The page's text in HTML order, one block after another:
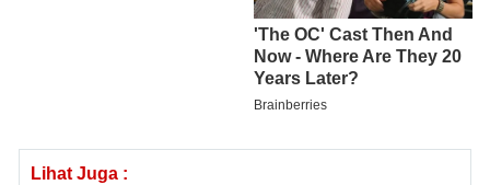
Lihat Juga :